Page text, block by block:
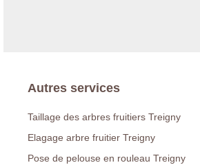
Autres services
Taillage des arbres fruitiers Treigny
Elagage arbre fruitier Treigny
Pose de pelouse en rouleau Treigny